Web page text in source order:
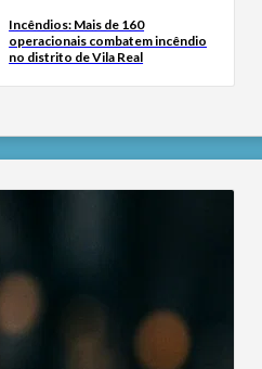
Incêndios: Mais de 160
operacionais combatem incêndio
no distrito de Vila Real